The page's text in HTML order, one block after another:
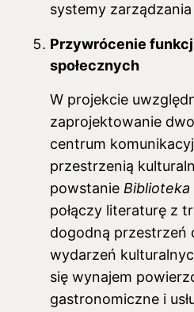
systemy
Przywrócenie
społecznych
W projekcie
zaprojektowanie
centrum
przestrzenią
powstanie
połączy literaturę z
dogodną przestrzeń
wydarzeń
się wynajem
gastronomiczne i